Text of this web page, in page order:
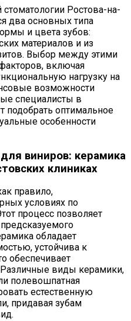
Ростова-на-
два основных типа
и цвета зубов:
материалов и из
Выбор между этими
включая
нагрузку на
возможности
специалисты в
подобрать оптимальное
особенности
виниров: керамика
клиниках
правило,
условиях по
процесс позволяет
обладает
устойчива к
обеспечивает
виды керамики,
полевошпатная
естественную
придавая зубам